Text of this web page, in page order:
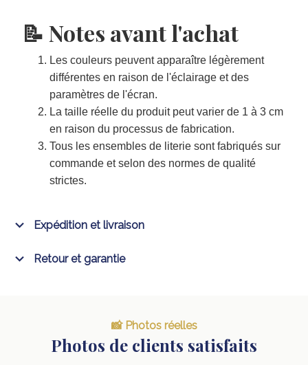
📝 Notes avant l'achat
Les couleurs peuvent apparaître légèrement
différentes en raison de l'éclairage et des
paramètres de l'écran.
La taille réelle du produit peut varier de 1 à 3 cm
en raison du processus de fabrication.
Tous les ensembles de literie sont fabriqués sur
commande et selon des normes de qualité
strictes.
Expédition et livraison
Retour et garantie
📸 Photos réelles
Photos de clients satisfaits